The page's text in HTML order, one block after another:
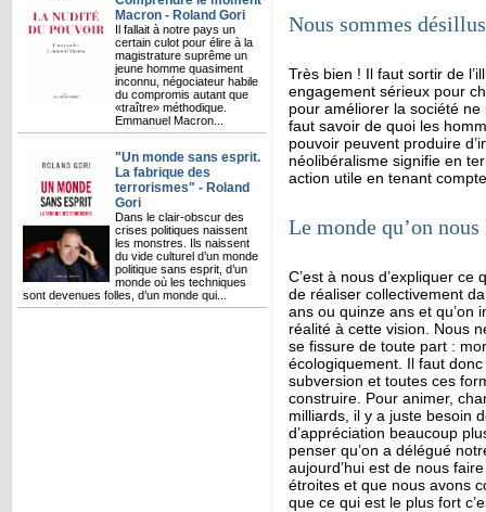
Macron - Roland Gori
Il fallait à notre pays un
certain culot pour élire à la
magistrature suprême un
jeune homme quasiment
inconnu, négociateur habile
du compromis autant que
«traître» méthodique.
Emmanuel Macron...
"Un monde sans esprit.
La fabrique des
terrorismes" - Roland
Gori
Dans le clair-obscur des
crises politiques naissent
les monstres. Ils naissent
du vide culturel d’un monde
politique sans esprit, d’un
monde où les techniques
sont devenues folles, d’un monde qui...
Nous sommes
Très bien ! Il faut sortir de
engagement sérieux pour
pour améliorer la société
faut savoir de quoi les
pouvoir peuvent produire
néolibéralisme signifie en
action utile en tenant
Le monde qu’on
C’est à nous d’expliquer ce
de réaliser collectivement
ans ou quinze ans et qu’on
réalité à cette vision. Nous
se fissure de toute part :
écologiquement. Il faut
subversion et toutes ces
construire. Pour animer,
milliards, il y a juste besoin
d’appréciation beaucoup
penser qu’on a délégué
aujourd’hui est de nous
étroites et que nous avons
que ce qui est le plus fort